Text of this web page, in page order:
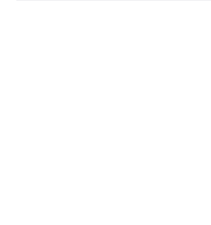
SWELLFLEX® Zubehör
SWELLFLEX®